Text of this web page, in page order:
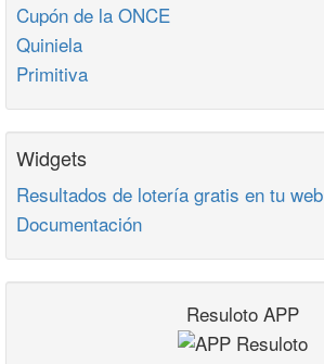
Cupón de la ONCE
Quiniela
Primitiva
Widgets
Resultados de lotería gratis en tu web
Documentación
Resuloto APP